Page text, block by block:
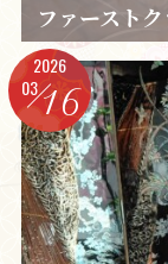
ファースト
2026
0316